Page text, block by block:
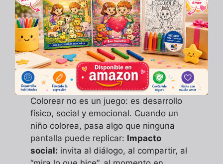
Colorear no es un juego: es desarrollo
físico, social y emocional. Cuando un
niño colorea, pasa algo que ninguna
pantalla puede replicar: Impacto
social: invita al diálogo, al compartir, al